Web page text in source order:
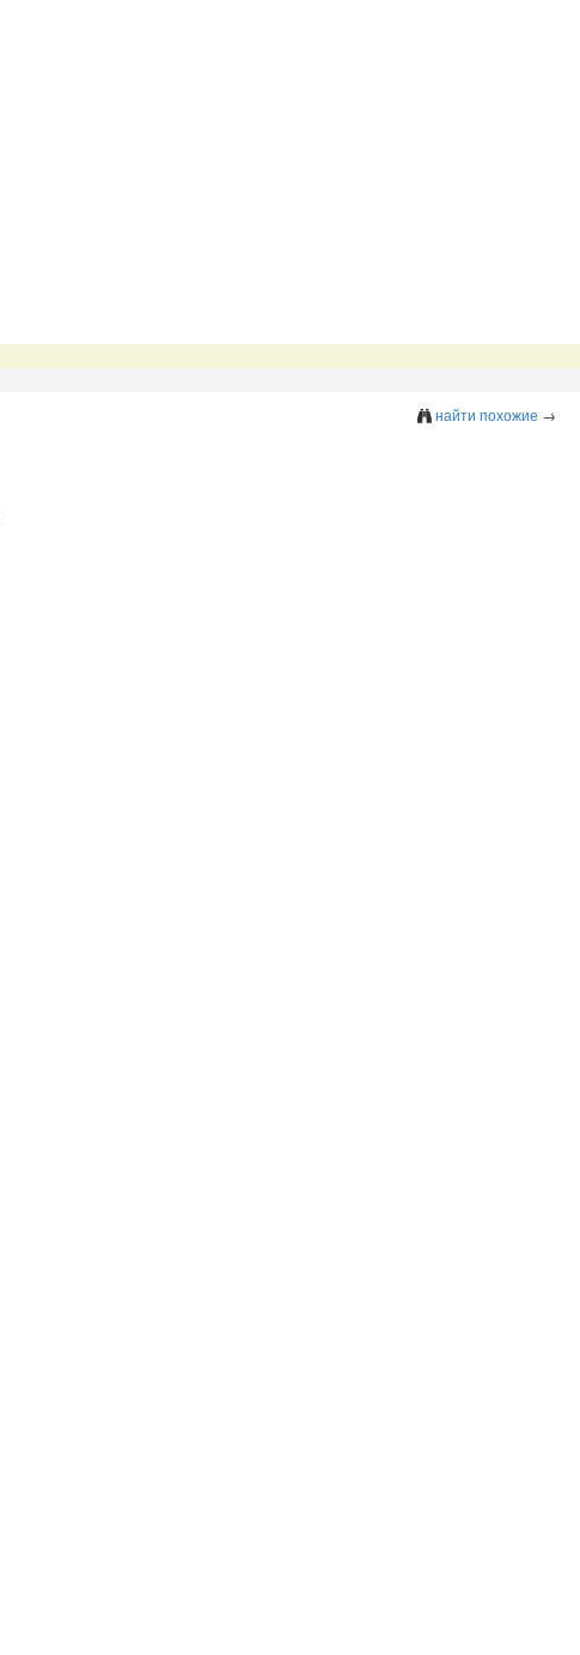
найти похожие →